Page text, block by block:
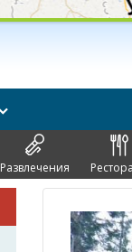
Развлечения